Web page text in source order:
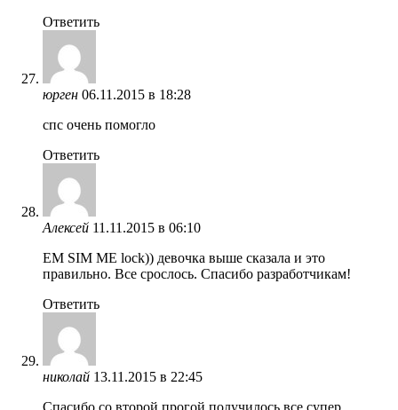
Ответить
юрген 06.11.2015 в 18:28
спс очень помогло
Ответить
Алексей 11.11.2015 в 06:10
ЕM SIM ME lock)) девочка выше сказала и это
правильно. Все срослось. Спасибо разработчикам!
Ответить
николай 13.11.2015 в 22:45
Спасибо со второй прогой получилось все супер